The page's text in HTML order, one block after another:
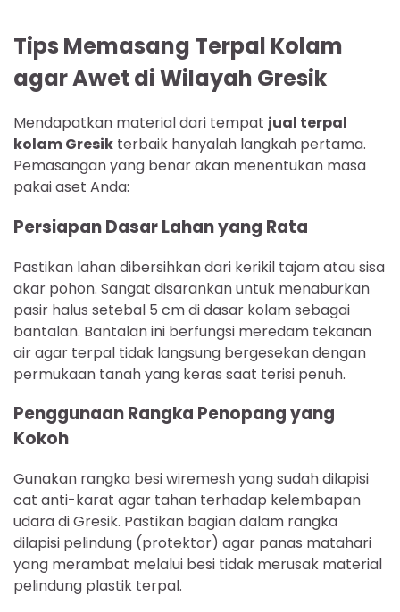
Tips Memasang Terpal Kolam
agar Awet di Wilayah Gresik
Mendapatkan material dari tempat jual terpal
kolam Gresik terbaik hanyalah langkah pertama.
Pemasangan yang benar akan menentukan masa
pakai aset Anda:
Persiapan Dasar Lahan yang Rata
Pastikan lahan dibersihkan dari kerikil tajam atau sisa
akar pohon. Sangat disarankan untuk menaburkan
pasir halus setebal 5 cm di dasar kolam sebagai
bantalan. Bantalan ini berfungsi meredam tekanan
air agar terpal tidak langsung bergesekan dengan
permukaan tanah yang keras saat terisi penuh.
Penggunaan Rangka Penopang yang
Kokoh
Gunakan rangka besi wiremesh yang sudah dilapisi
cat anti-karat agar tahan terhadap kelembapan
udara di Gresik. Pastikan bagian dalam rangka
dilapisi pelindung (protektor) agar panas matahari
yang merambat melalui besi tidak merusak material
pelindung plastik terpal.